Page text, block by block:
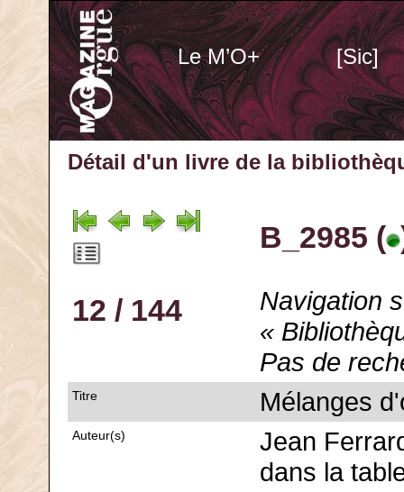
Le M’O+ [Sic]
Détail d'un livre de la
B_2985 (
12 / 144
Navigation
«
Pas de
Titre Mélanges
Auteur(s)
Jean
dans la